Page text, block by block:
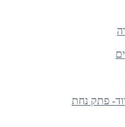
פתק נחת